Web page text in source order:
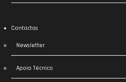
Contactos
Newsletter
Apoio Técnico